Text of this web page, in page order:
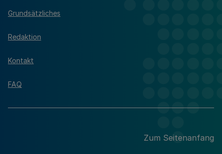
Grundsätzliches
Redaktion
Kontakt
FAQ
Zum Seitenanfang